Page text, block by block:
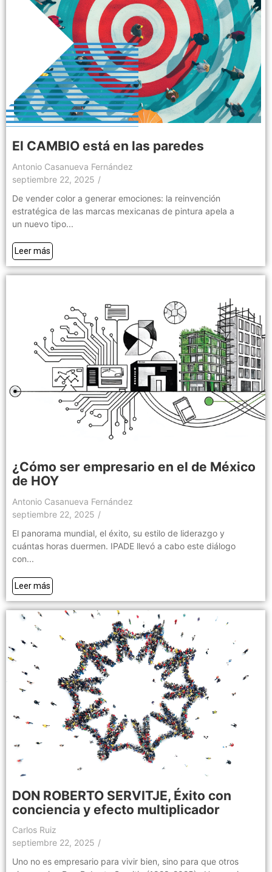
El CAMBIO está en las paredes
Antonio Casanueva Fernández
septiembre 22, 2025 /
De vender color a generar emociones: la reinvención
estratégica de las marcas mexicanas de pintura apela a
un nuevo tipo...
Leer más
¿Cómo ser empresario en el de México
de HOY
Antonio Casanueva Fernández
septiembre 22, 2025 /
El panorama mundial, el éxito, su estilo de liderazgo y
cuántas horas duermen. IPADE llevó a cabo este diálogo
con...
Leer más
DON ROBERTO SERVITJE, Éxito con
conciencia y efecto multiplicador
Carlos Ruiz
septiembre 22, 2025 /
Uno no es empresario para vivir bien, sino para que otros